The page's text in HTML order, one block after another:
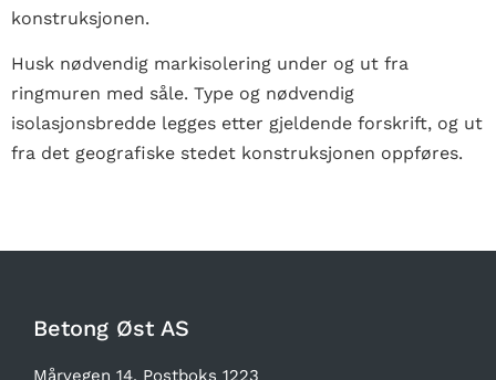
konstruksjonen.
Husk nødvendig markisolering under og ut fra
ringmuren med såle. Type og nødvendig
isolasjonsbredde legges etter gjeldende forskrift, og ut
fra det geografiske stedet konstruksjonen oppføres.
Betong Øst AS
Mårvegen 14, Postboks 1223